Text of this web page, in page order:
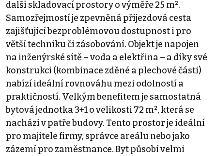
další skladovací prostory o výměře 25 m².
Samozřejmostí je zpevněná příjezdová cesta
zajišťující bezproblémovou dostupnost i pro
větší techniku či zásobování. Objekt je napojen
na inženýrské sítě – voda a elektřina – a díky své
konstrukci (kombinace zděné a plechové části)
nabízí ideální rovnováhu mezi odolností a
praktičností. Velkým benefitem je samostatná
bytová jednotka 3+1 o velikosti 72 m², která se
nachází v patře budovy. Tento prostor je ideální
pro majitele firmy, správce areálu nebo jako
zázemí pro zaměstnance. Byt působí velmi